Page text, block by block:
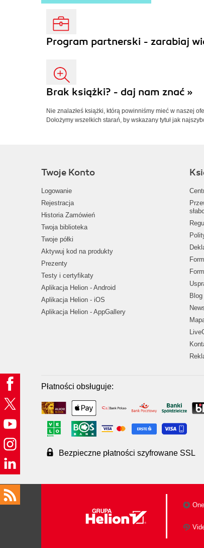
Program partnerski - zarabiaj
Brak książki? - daj nam znać »
Nie znalazłeś książki, którą powinniśmy mieć w naszej
Dołożymy wszelkich starań, by wskazany tytuł jak
Twoje Konto
Logowanie
Rejestracja
Historia Zamówień
Twoja biblioteka
Twoje półki
Aktywuj kod na produkty
Prezenty
Testy i certyfikaty
Aplikacja Helion - Android
Aplikacja Helion - iOS
Aplikacja Helion - AppGallery
Blog
Płatności obsługuje:
Bezpieczne płatności szyfrowane SSL